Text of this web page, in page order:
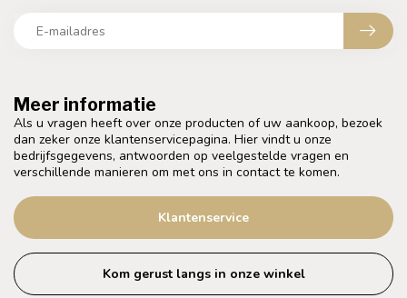
Meer informatie
Als u vragen heeft over onze producten of uw aankoop, bezoek
dan zeker onze klantenservicepagina. Hier vindt u onze
bedrijfsgegevens, antwoorden op veelgestelde vragen en
verschillende manieren om met ons in contact te komen.
Klantenservice
Kom gerust langs in onze winkel